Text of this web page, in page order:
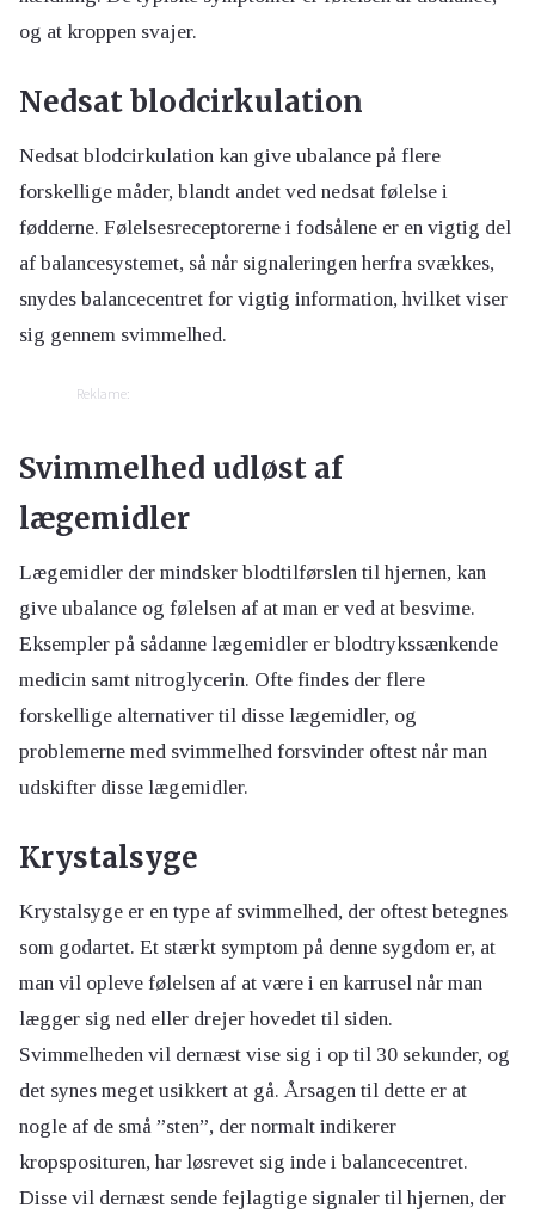
og at kroppen svajer.
Nedsat blodcirkulation
Nedsat blodcirkulation kan give ubalance på flere
forskellige måder, blandt andet ved nedsat følelse i
fødderne. Følelsesreceptorerne i fodsålene er en vigtig del
af balancesystemet, så når signaleringen herfra svækkes,
snydes balancecentret for vigtig information, hvilket viser
sig gennem svimmelhed.
Reklame:
Svimmelhed udløst af
lægemidler
Lægemidler der mindsker blodtilførslen til hjernen, kan
give ubalance og følelsen af at man er ved at besvime.
Eksempler på sådanne lægemidler er blodtrykssænkende
medicin samt nitroglycerin. Ofte findes der flere
forskellige alternativer til disse lægemidler, og
problemerne med svimmelhed forsvinder oftest når man
udskifter disse lægemidler.
Krystalsyge
Krystalsyge er en type af svimmelhed, der oftest betegnes
som godartet. Et stærkt symptom på denne sygdom er, at
man vil opleve følelsen af at være i en karrusel når man
lægger sig ned eller drejer hovedet til siden.
Svimmelheden vil dernæst vise sig i op til 30 sekunder, og
det synes meget usikkert at gå. Årsagen til dette er at
nogle af de små ”sten”, der normalt indikerer
kropsposituren, har løsrevet sig inde i balancecentret.
Disse vil dernæst sende fejlagtige signaler til hjernen, der